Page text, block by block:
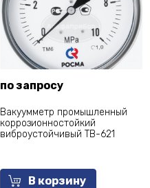
по запросу
Вакуумметр промышленный
коррозионностойкий
виброустойчивый ТВ-621
В корзину